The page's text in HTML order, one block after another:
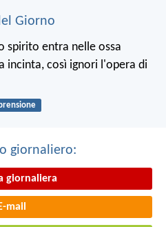
Giorno
spirito entra nelle ossa
incinta, così ignori l'opera di
giornaliero:
giornaliera
E-mail